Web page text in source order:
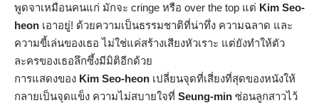
พูดจาเหมือนคนแก่ มักจะ cringe หรือ over the top แต่ Kim Seo-
heon เอาอยู่! ด้วยความเป็นธรรมชาติที่น่าทึ่ง ความฉลาด และ
ความขี้เล่นของเธอ ไม่ใช่แค่สร้างเสียงหัวเราะ แต่ยังทำให้ตัว
ละครของเธอลึกซึ้งมีมิติอีกด้วย
การแสดงของ Kim Seo-heon เปลี่ยนจุดที่เสี่ยงที่สุดของหนังให้
กลายเป็นจุดแข็ง ความไม่สบายใจที่ Seung-min ซ่อนลูกสาวไว้